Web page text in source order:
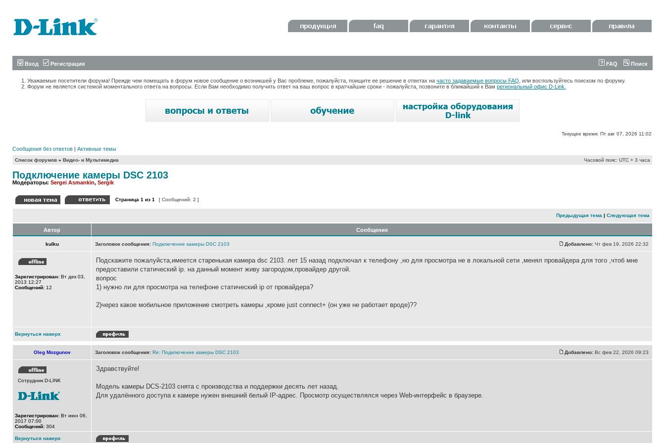
Вход Регистрация FAQ Поиск
Уважаемые посетители форума! Прежде чем помещать в форум новое сообщение о возникшей у Вас проблеме, пожалуйста, поищите ее решение в ответах на часто задаваемые вопросы FAQ , или воспользуйтесь поиском по форуму.
Форум не является системой моментального ответа на вопросы. Если Вам необходимо получить ответ на ваш вопрос в кратчайшие сроки - пожалуйста, позвоните в ближайший к Вам региональный офис D-Link.
Текущее время: Пт авг 07, 2026 11:02
Сообщения без ответов | Активные темы
Список форумов » Видео- и Мультимедиа Часовой пояс: UTC + 3 часа
Подключение камеры DSC 2103
Модераторы: Sergei Asmankin, Sergik
Страница 1 из 1 [ Сообщений: 2 ]
Предыдущая тема | Следующая тема
Автор Сообщение
kulku Заголовок сообщения: Подключение камеры DSC 2103 Добавлено: Чт фев 19, 2026 22:32
Зарегистрирован: Вт дек 03,
2013 12:27
Сообщений: 12
Подскажите пожалуйста,имеется старенькая камера dsc 2103. лет 15 назад подключал к телефону ,но для просмотра не в локальной сети ,менял провайдера для того ,чтоб мне
предоставили статический ip. на данный момент живу загородом,провайдер другой.
вопрос
1) нужно ли для просмотра на телефоне статический ip от провайдера?
2)через какое мобильное приложение смотреть камеры ,кроме just connect+ (он уже не работает вроде)??
Вернуться наверх
Oleg Mozgunov Заголовок сообщения: Re: Подключение камеры DSC 2103 Добавлено: Вс фев 22, 2026 09:23
Сотрудник D-LINK
Зарегистрирован: Вт июн 06,
2017 07:00
Сообщений: 304
Здравствуйте!
Модель камеры DCS-2103 снята с производства и поддержки десять лет назад.
Для удалённого доступа к камере нужен внешний белый IP-адрес. Просмотр осуществлялся через Web-интерфейс в браузере.
Вернуться наверх